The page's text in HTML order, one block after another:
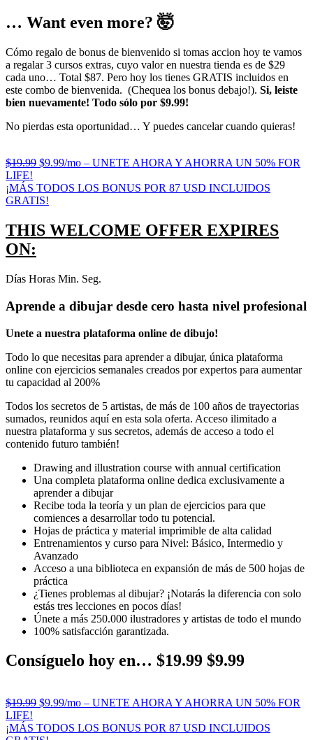
… Want even more? 🤯
Cómo regalo de bonus de bienvenido si tomas accion hoy te vamos
a regalar 3 cursos extras, cuyo valor en nuestra tienda es de $29
cada uno… Total $87. Pero hoy los tienes GRATIS incluidos en
este combo de bienvenida. (Chequea los bonus debajo!). Si, leiste
bien nuevamente! Todo sólo por $9.99!
No pierdas esta oportunidad… Y puedes cancelar cuando quieras!
$19.99 $9.99/mo – UNETE AHORA Y AHORRA UN 50% FOR
LIFE!
¡MÁS TODOS LOS BONUS POR 87 USD INCLUIDOS
GRATIS!
THIS WELCOME OFFER EXPIRES
ON:
Días Horas Min. Seg.
Aprende a dibujar desde cero hasta nivel profesional
Unete a nuestra plataforma online de dibujo!
Todo lo que necesitas para aprender a dibujar, única plataforma
online con ejercicios semanales creados por expertos para aumentar
tu capacidad al 200%
Todos los secretos de 5 artistas, de más de 100 años de trayectorias
sumados, reunidos aquí en esta sola oferta. Acceso ilimitado a
nuestra plataforma y sus secretos, además de acceso a todo el
contenido futuro también!
Drawing and illustration course with annual certification
Una completa plataforma online dedica exclusivamente a
aprender a dibujar
Recibe toda la teoría y un plan de ejercicios para que
comiences a desarrollar todo tu potencial.
Hojas de práctica y material imprimible de alta calidad
Entrenamientos y curso para Nivel: Básico, Intermedio y
Avanzado
Acceso a una biblioteca en expansión de más de 500 hojas de
práctica
¿Tienes problemas al dibujar? ¡Notarás la diferencia con solo
estás tres lecciones en pocos días!
Únete a más 250.000 ilustradores y artistas de todo el mundo
100% satisfacción garantizada.
Consíguelo hoy en… $19.99 $9.99
$19.99 $9.99/mo – UNETE AHORA Y AHORRA UN 50% FOR
LIFE!
¡MÁS TODOS LOS BONUS POR 87 USD INCLUIDOS